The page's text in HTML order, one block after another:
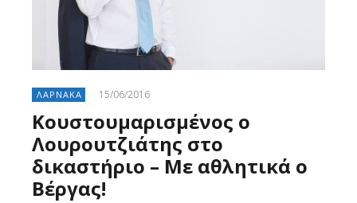
ΛΑΡΝΑΚΑ 15/06/2016
Κουστουμαρισμένος ο
Λουρουτζιάτης στο
δικαστήριο – Με αθλητικά ο
Βέργας!